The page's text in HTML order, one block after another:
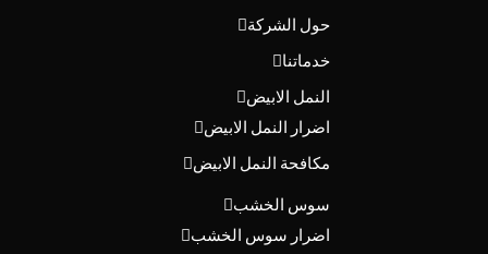
حول الشركة
خدماتنا
النمل الابيض
اضرار النمل الابيض
مكافحة النمل الابيض
سوس الخشب
اضرار سوس الخشب